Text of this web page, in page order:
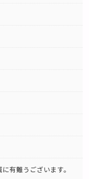
有難うございます。